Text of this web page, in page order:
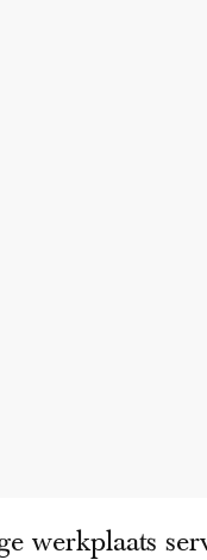
werkplaats